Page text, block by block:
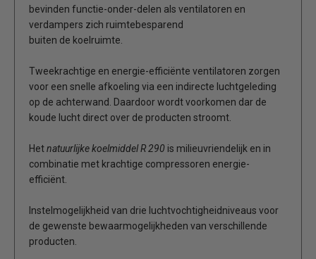
bevinden functie-onder-delen als ventilatoren en
verdampers zich ruimtebesparend
buiten de koelruimte.
Tweekrachtige en energie-efficiënte ventilatoren zorgen
voor een snelle afkoeling via een indirecte luchtgeleding
op de achterwand. Daardoor wordt voorkomen dar de
koude lucht direct over de producten stroomt.
Hetnatuurlijke koelmiddel R 290 is milieuvriendelijk en in
combinatie met krachtige compressoren energie-
efficiënt.
Instelmogelijkheid van drie luchtvochtigheidniveaus voor
de gewenste bewaarmogelijkheden van verschillende
producten.